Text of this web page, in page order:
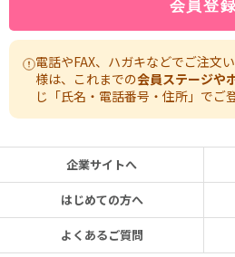
電話やFAX、ハガキなどでご注文
様は、これまでの会員ステージや
じ「氏名・電話番号・住所」でご
企業サイトへ
はじめての方へ
よくあるご質問